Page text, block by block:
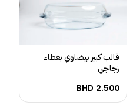
قالب كبير بيضاوي بغطاء
زجاجي
BHD 2.500